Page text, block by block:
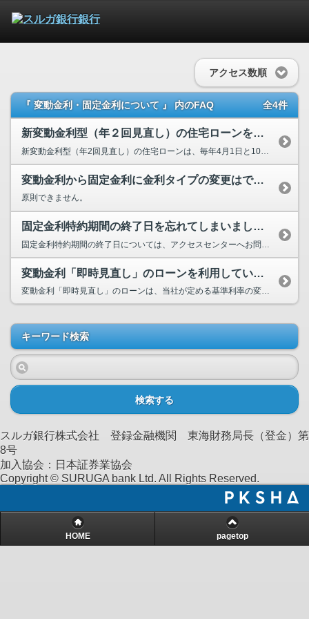
アクセス数順
『 変動金利・固定金利について 』 内のFAQ 全4件
新変動金利型（年２回見直し）の住宅ローンを利用していますがどのような仕組み...
新変動金利型（年2回見直し）の住宅ローンは、毎年4月1日と10月1日に、当社が定める基準利率の...
変動金利から固定金利に金利タイプの変更はできますか？
原則できません。
固定金利特約期間の終了日を忘れてしまいました。また、更新の手続をするにはど...
変動金利「即時見直し」のローンを利用していますがどのような仕組みですか？
変動金利「即時見直し」のローンは、当社が定める基準利率の変更にともない、即時にお借入利率の見直...
キーワード検索
検索する
スルガ銀行株式会社 登録金融機関 東海財務局長（登金）第
8号
加入協会：日本証券業協会
Copyright © SURUGA bank Ltd. All Rights Reserved.
HOME pagetop